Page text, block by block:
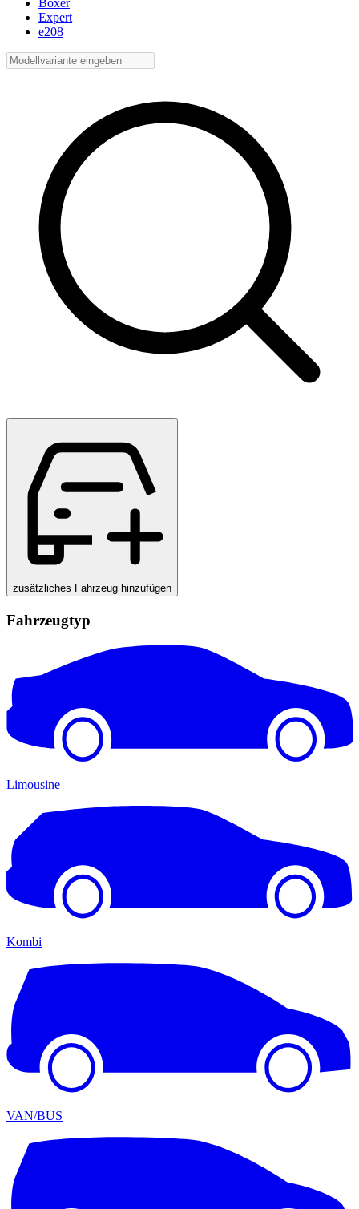
Boxer
Expert
e208
zusätzliches Fahrzeug hinzufügen
Fahrzeugtyp
Limousine
Kombi
VAN/BUS